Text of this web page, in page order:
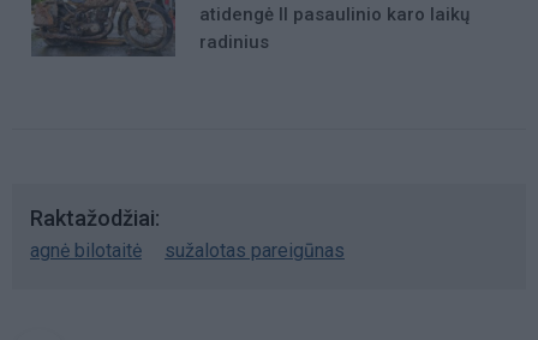
atidengė II pasaulinio karo laikų
radinius
Raktažodžiai
agnė bilotaitė sužalotas pareigūnas